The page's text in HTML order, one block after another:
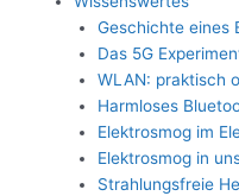
Geschichte eines
Das 5G
WLAN: praktisch
Harmloses
Elektrosmog im
Elektrosmog in
Strahlungsfreie